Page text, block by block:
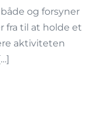
og forsyner
fra til at holde et
aktiviteten